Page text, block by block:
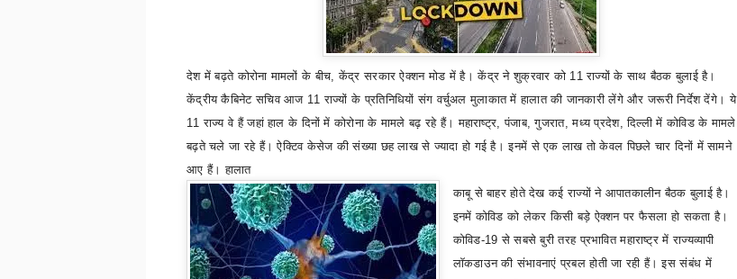
देश में बढ़ते कोरोना मामलों के बीच,केंद्र सरकार ऐक्‍शन मोड में है। केंद्र ने शुक्रवार को 11 राज्‍यों के साथ बैठक बुलाई है।
केंद्रीय कैबिनेट सचिव आज 11 राज्‍यों के प्रतिनिधियों संग वर्चुअल मुलाकात में हालात की जानकारी लेंगे और जरूरी निर्देश देंगे। ये
11 राज्‍य वे हैं जहां हाल के दिनों में कोरोना के मामले बढ़ रहे हैं। महाराष्ट्र,पंजाब,गुजरात,मध्य प्रदेश,दिल्‍ली में कोविड के मामले
बढ़ते चले जा रहे हैं। ऐक्टिव केसेज की संख्‍या छह लाख से ज्‍यादा हो गई है। इनमें से एक लाख तो केवल पिछले चार दिनों में सामने
आए हैं। हालात
काबू से बाहर होते देख कई राज्‍यों ने आपातकालीन बैठक बुलाई है।
इनमें कोविड को लेकर किसी बड़े ऐक्‍शन पर फैसला हो सकता है।
कोविड-19 से सबसे बुरी तरह प्रभावित महाराष्‍ट्र में राज्‍यव्‍यापी
लॉकडाउन की संभावनाएं प्रबल होती जा रही हैं। इस संबंध में